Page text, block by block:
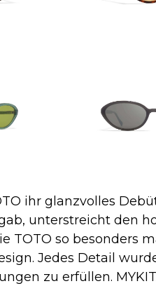
ihr glanzvolles
unterstreicht den
TOTO so besonders
Jedes Detail
zu erfüllen.